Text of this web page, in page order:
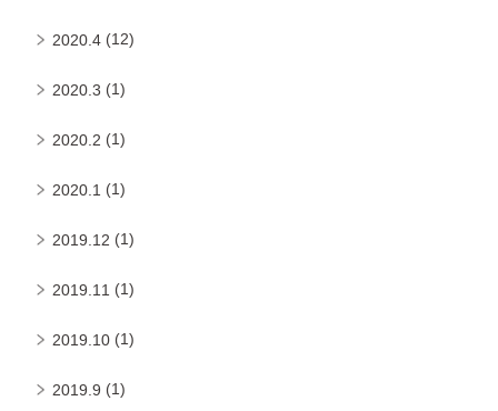
2020.4 (12)
2020.3 (1)
2020.2 (1)
2020.1 (1)
2019.12 (1)
2019.11 (1)
2019.10 (1)
2019.9 (1)